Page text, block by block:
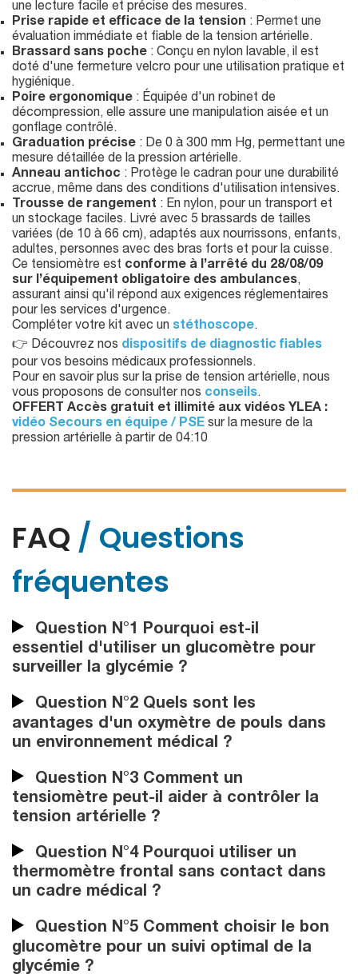
une lecture facile et précise des mesures.
Prise rapide et efficace de la tension : Permet une
évaluation immédiate et fiable de la tension artérielle.
Brassard sans poche : Conçu en nylon lavable, il est
doté d'une fermeture velcro pour une utilisation pratique et
hygiénique.
Poire ergonomique : Équipée d'un robinet de
décompression, elle assure une manipulation aisée et un
gonflage contrôlé.
Graduation précise : De 0 à 300 mm Hg, permettant une
mesure détaillée de la pression artérielle.
Anneau antichoc : Protège le cadran pour une durabilité
accrue, même dans des conditions d'utilisation intensives.
Trousse de rangement : En nylon, pour un transport et
un stockage faciles. Livré avec 5 brassards de tailles
variées (de 10 à 66 cm), adaptés aux nourrissons, enfants,
adultes, personnes avec des bras forts et pour la cuisse.
Ce tensiomètre est conforme à l’arrêté du 28/08/09
sur l’équipement obligatoire des ambulances,
assurant ainsi qu'il répond aux exigences réglementaires
pour les services d'urgence.
Compléter votre kit avec un stéthoscope.
👉 Découvrez nos dispositifs de diagnostic fiables
pour vos besoins médicaux professionnels.
Pour en savoir plus sur la prise de tension artérielle, nous
vous proposons de consulter nos conseils.
OFFERT Accès gratuit et illimité aux vidéos YLEA :
vidéo Secours en équipe / PSE sur la mesure de la
pression artérielle à partir de 04:10
FAQ / Questions
fréquentes
Question N°1 Pourquoi est-il
essentiel d'utiliser un glucomètre pour
surveiller la glycémie ?
Question N°2 Quels sont les
avantages d'un oxymètre de pouls dans
un environnement médical ?
Question N°3 Comment un
tensiomètre peut-il aider à contrôler la
tension artérielle ?
Question N°4 Pourquoi utiliser un
thermomètre frontal sans contact dans
un cadre médical ?
Question N°5 Comment choisir le bon
glucomètre pour un suivi optimal de la
glycémie ?